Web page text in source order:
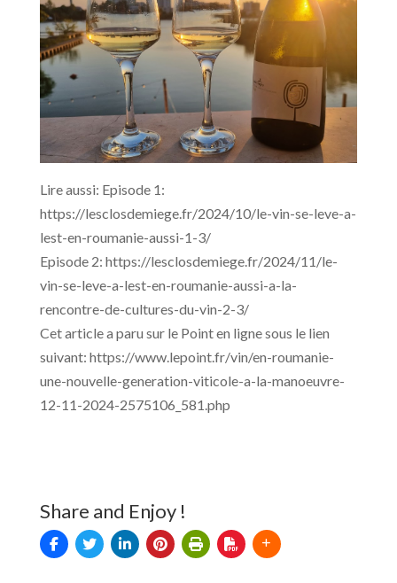
Lire aussi: Episode 1:
https://lesclosdemiege.fr/2024/10/le-vin-se-leve-a-
lest-en-roumanie-aussi-1-3/
Episode 2: https://lesclosdemiege.fr/2024/11/le-
vin-se-leve-a-lest-en-roumanie-aussi-a-la-
rencontre-de-cultures-du-vin-2-3/
Cet article a paru sur le Point en ligne sous le lien
suivant: https://www.lepoint.fr/vin/en-roumanie-
une-nouvelle-generation-viticole-a-la-manoeuvre-
12-11-2024-2575106_581.php
Share and Enjoy !